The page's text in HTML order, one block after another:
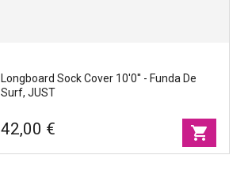
Longboard Sock Cover 10'0'' - Funda De
Surf, JUST
42,00 € shopping_cart